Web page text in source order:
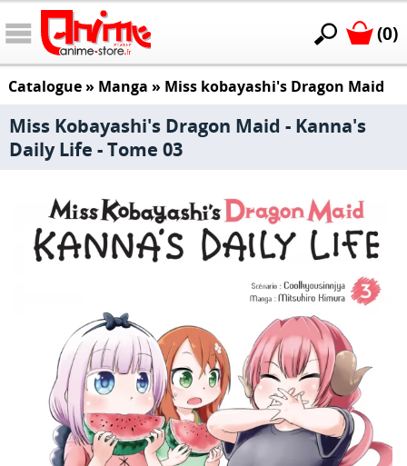
(0)
Catalogue» Manga » Miss kobayashi's Dragon Maid
Miss Kobayashi's Dragon Maid - Kanna's
Daily Life - Tome 03